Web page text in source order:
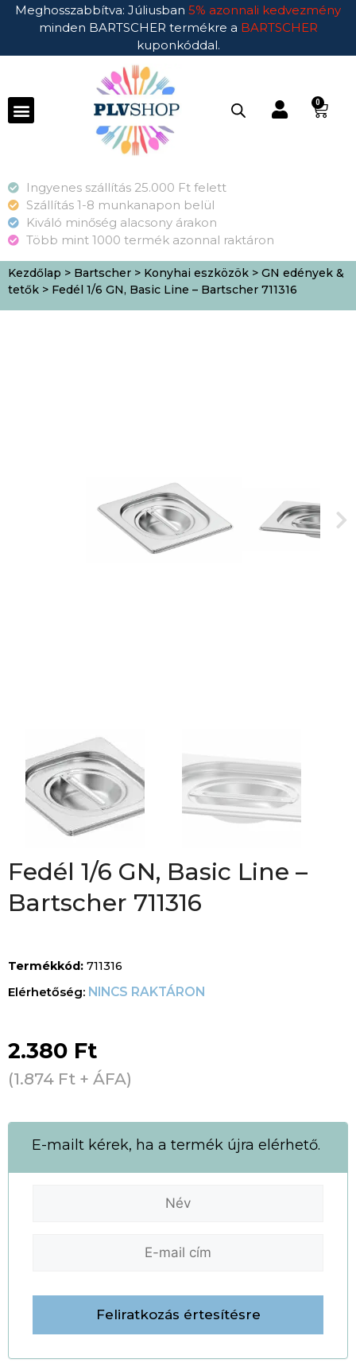
Meghosszabbítva: Júliusban 5% azonnali kedvezmény
minden BARTSCHER termékre a BARTSCHER
kuponkóddal.
0
Ingyenes szállítás 25.000 Ft felett
Szállítás 1-8 munkanapon belül
Kiváló minőség alacsony árakon
Több mint 1000 termék azonnal raktáron
Kezdőlap > Bartscher > Konyhai eszközök > GN edények &
tetők > Fedél 1/6 GN, Basic Line – Bartscher 711316
Fedél 1/6 GN, Basic Line –
Bartscher 711316
Termékkód: 711316
NINCS RAKTÁRON
2.380 Ft
(1.874 Ft + ÁFA)
E-mailt kérek, ha a termék újra elérhető.